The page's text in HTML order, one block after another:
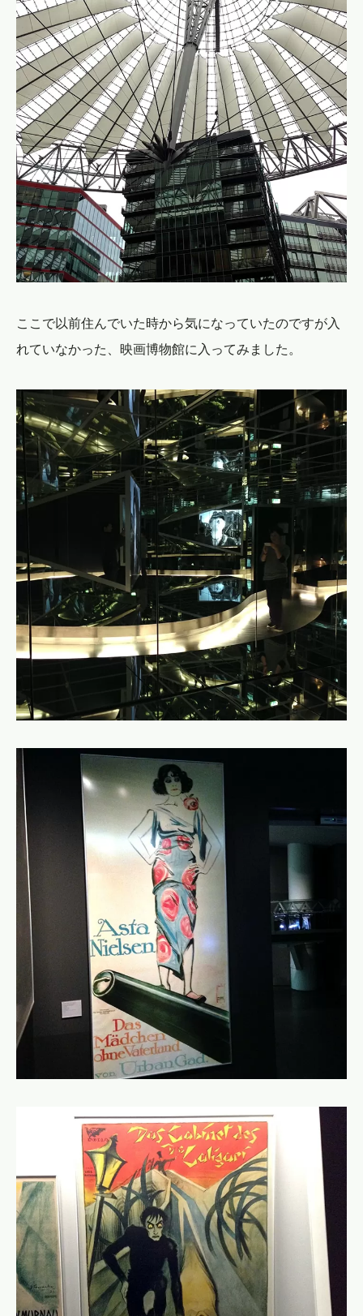
ここで以前住んでいた時から気になっていたのですが入
れていなかった、映画博物館に入ってみました。